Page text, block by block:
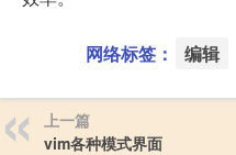
网络标签： 编辑
上一篇
vim各种模式界面